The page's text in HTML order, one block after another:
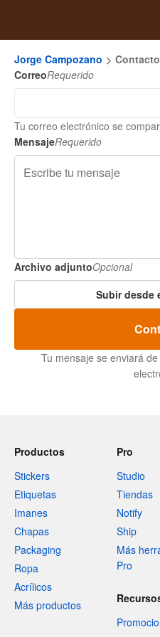
Jorge Campozano
Contacto
CorreoRequerido
Tu correo electrónico se
MensajeRequerido
Archivo adjuntoOpcional
Subir desde
Tu mensaje se enviará
Productos
Stickers
Etiquetas
Imanes
Chapas
Packaging
Ropa
Acrílicos
Más productos
Pro
Studio
Tiendas
Notify
Ship
Más
Pro